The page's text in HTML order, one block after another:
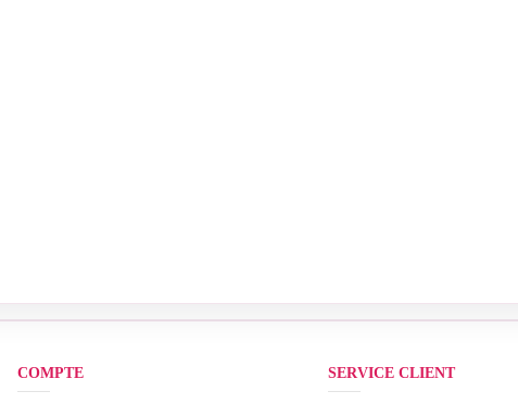
COMPTE SERVICE CLIENT